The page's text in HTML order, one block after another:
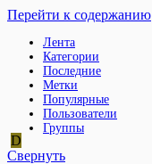
Перейти к содержанию
Лента
Категории
Последние
Метки
Популярные
Пользователи
Группы
Свернуть
D